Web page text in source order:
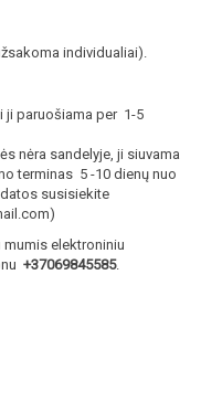
individualiai).
ji paruošiama per 1-5
nėra sandelyje, ji siuvama
terminas 5 -10 dienų nuo
susisiekite
elektroniniu
+37069845585.